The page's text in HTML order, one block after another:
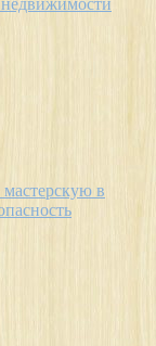
мастерскую в